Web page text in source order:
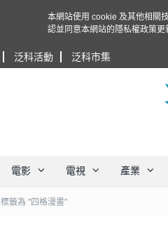
泛科活動 泛科市集
電影 電視 產業
標籤為 "四格漫畫"
本網站使用 cookie 及其他相關
認並同意本網站的隱私權政策更